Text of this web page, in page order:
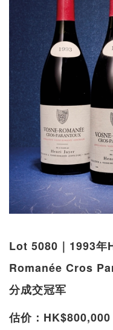
Lot 5080｜1993
Romanée Cros
分成交冠军
估价：